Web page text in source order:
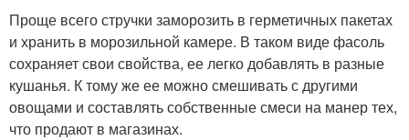
Проще всего стручки заморозить в герметичных пакетах
и хранить в морозильной камере. В таком виде фасоль
сохраняет свои свойства, ее легко добавлять в разные
кушанья. К тому же ее можно смешивать с другими
овощами и составлять собственные смеси на манер тех,
что продают в магазинах.